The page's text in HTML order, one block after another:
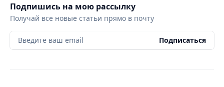
Подпишись на мою рассылку
Получай все новые статьи прямо в почту
Введите ваш email Подписаться